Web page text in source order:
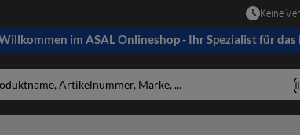
Keine
im ASAL Onlineshop - Ihr Spezialist für